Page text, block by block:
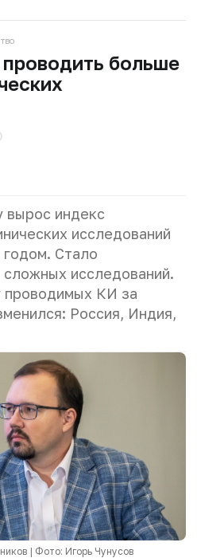
больше
вырос индекс
исследований
Стало
исследований.
проводимых КИ за
Россия, Индия,
| Фото: Игорь Чунусов